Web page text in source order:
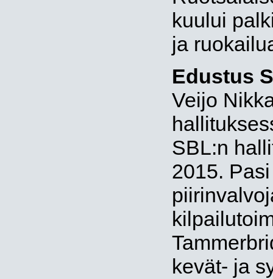
kuului
ja
Edustus
Veijo
SBL:n
2015.
kevät- ja